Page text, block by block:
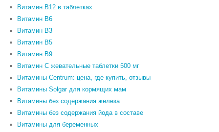
Витамин B12 в таблетках
Витамин B6
Витамин В3
Витамин В5
Витамин В9
Витамин С жевательные таблетки 500 мг
Витамины Centrum: цена, где купить, отзывы
Витамины Solgar для кормящих мам
Витамины без содержания железа
Витамины без содержания йода в составе
Витамины для беременных